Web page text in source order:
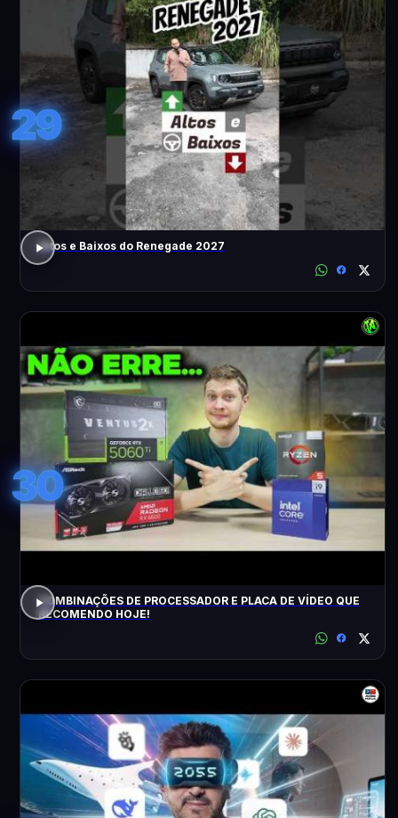
29
Altos e Baixos do Renegade 2027
30
COMBINAÇÕES DE PROCESSADOR E PLACA DE VÍDEO QUE
RECOMENDO HOJE!